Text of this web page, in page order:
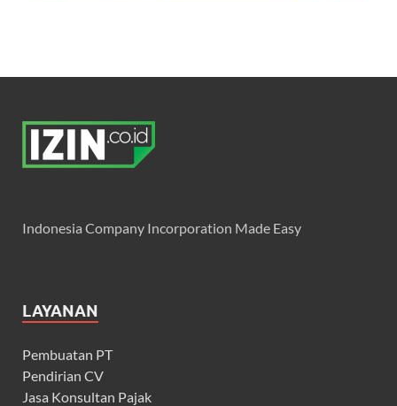
Indonesia Company Incorporation Made Easy
LAYANAN
Pembuatan PT
Pendirian CV
Jasa Konsultan Pajak